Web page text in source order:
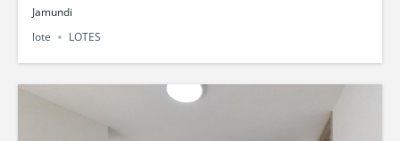
Jamundi
lote
LOTES